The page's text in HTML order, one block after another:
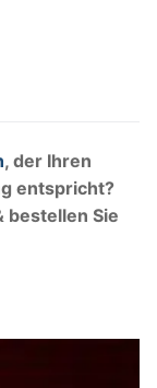
, der Ihren
entspricht?
bestellen Sie